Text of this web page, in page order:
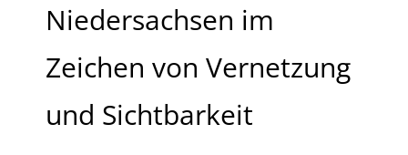
Niedersachsen im
Zeichen von Vernetzung
und Sichtbarkeit